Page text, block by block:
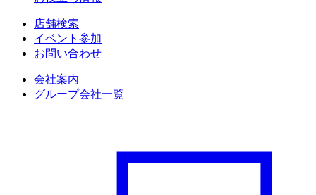
店舗検索
イベント参加
お問い合わせ
会社案内
グループ会社一覧